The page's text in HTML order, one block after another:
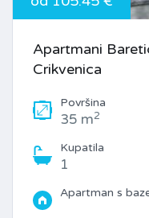
Apartmani
Crikvenica
Površina
35 m2
Kupatila
1
Apartman s